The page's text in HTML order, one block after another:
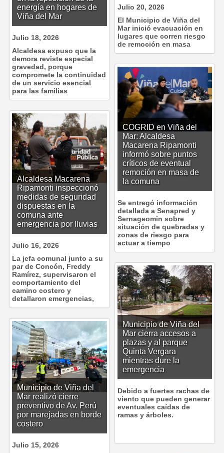
Julio 20, 2026
El Municipio de Viña del
Mar inició evacuación en
lugares que corren riesgo
de remoción en masa
energía en hogares de
Viña del Mar
Julio 18, 2026
Alcaldesa expuso que la
demora reviste especial
gravedad, porque
compromete la continuidad
de un servicio esencial
para las familias
COGRID en Viña del
Mar: Alcaldesa
Macarena Ripamonti
informó sobre puntos
críticos de eventual
remoción en masa de
la comuna
Se entregó información
detallada a Senapred y
Sernageomin sobre
situación de quebradas y
zonas de riesgo para
actuar a tiempo
Alcaldesa Macarena
Ripamonti inspeccionó
medidas de seguridad
dispuestas en la
comuna ante
emergencia por lluvias
Julio 16, 2026
La jefa comunal junto a su
par de Concón, Freddy
Ramírez, supervisaron el
comportamiento del
camino costero y
detallaron emergencias,
Municipio de Viña del
Mar cierra accesos a
plazas y al parque
Quinta Vergara
mientras dure la
emergencia
Debido a fuertes rachas de
viento que pueden generar
eventuales caídas de
ramas y árboles.
Municipio de Viña del
Mar realizó cierre
preventivo de Av. Perú
por marejadas en borde
costero
Julio 15, 2026